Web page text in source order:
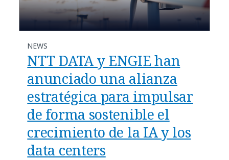
NEWS
NTT DATA y ENGIE han
anunciado una alianza
estratégica para impulsar
de forma sostenible el
crecimiento de la IA y los
data centers